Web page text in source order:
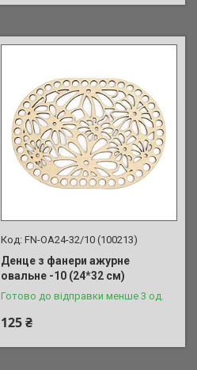
FN-OA24-32/10 (100213)
Денце з фанери ажурне
овальне -10 (24*32 см)
Готово до відправки менше 3 од.
125 ₴